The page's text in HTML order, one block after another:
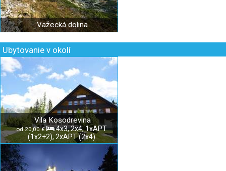
Važecká dolina
Ubytovanie v okolí
Vila Kosodrevina
od 20,00 €
4x3, 2x4, 1xAPT
(1x2+2), 2xAPT (2x4)